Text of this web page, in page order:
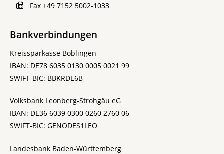
Fax +49 7152 5002-1033
Bankverbindungen
Kreissparkasse Böblingen
IBAN: DE78 6035 0130 0005 0021 99
SWIFT-BIC: BBKRDE6B
Volksbank Leonberg-Strohgäu eG
IBAN: DE36 6039 0300 0260 2760 06
SWIFT-BIC: GENODES1LEO
Landesbank Baden-Württemberg